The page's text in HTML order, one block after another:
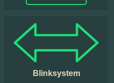
Blinksystem